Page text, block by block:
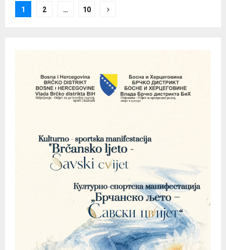
Posts
1 2 … 10